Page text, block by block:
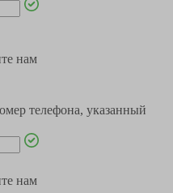
нам
телефона, указанный
нам